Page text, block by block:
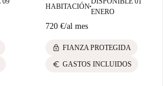
barrio de Cronenbourg, perfecto tanto
HABITACIÓN■
ENERO
720 €/al mes
lock FIANZA PROTEGIDA
euro GASTOS INCLUIDOS